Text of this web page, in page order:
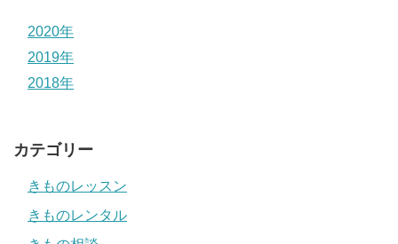
2020年
2019年
2018年
カテゴリー
きものレッスン
きものレンタル